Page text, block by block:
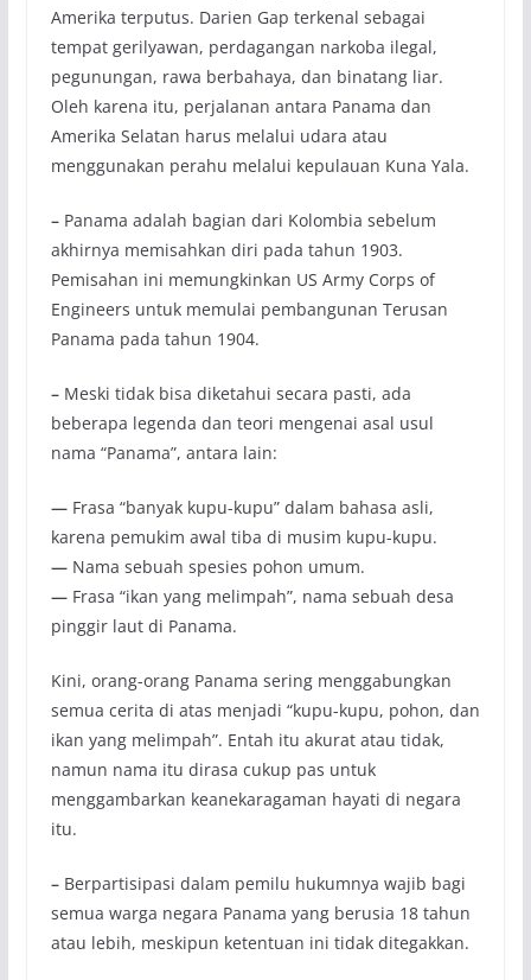
Amerika terputus. Darien Gap terkenal sebagai
tempat gerilyawan, perdagangan narkoba ilegal,
pegunungan, rawa berbahaya, dan binatang liar.
Oleh karena itu, perjalanan antara Panama dan
Amerika Selatan harus melalui udara atau
menggunakan perahu melalui kepulauan Kuna Yala.
–Panama adalah bagian dari Kolombia sebelum
akhirnya memisahkan diri pada tahun 1903.
Pemisahan ini memungkinkan US Army Corps of
Engineers untuk memulai pembangunan Terusan
Panama pada tahun 1904.
–Meski tidak bisa diketahui secara pasti, ada
beberapa legenda dan teori mengenai asal usul
nama “Panama”, antara lain:
—Frasa “banyak kupu-kupu” dalam bahasa asli,
karena pemukim awal tiba di musim kupu-kupu.
— Nama sebuah spesies pohon umum.
—Frasa “ikan yang melimpah”, nama sebuah desa
pinggir laut di Panama.
Kini, orang-orang Panama sering menggabungkan
semua cerita di atas menjadi “kupu-kupu, pohon, dan
ikan yang melimpah”. Entah itu akurat atau tidak,
namun nama itu dirasa cukup pas untuk
menggambarkan keanekaragaman hayati di negara
itu.
–Berpartisipasi dalam pemilu hukumnya wajib bagi
semua warga negara Panama yang berusia 18 tahun
atau lebih, meskipun ketentuan ini tidak ditegakkan.